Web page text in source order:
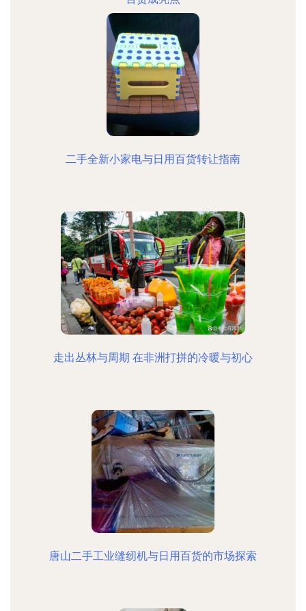
二手全新小家电与日用百货转让指南
走出丛林与周期 在非洲打拼的冷暖与初心
唐山二手工业缝纫机与日用百货的市场探索